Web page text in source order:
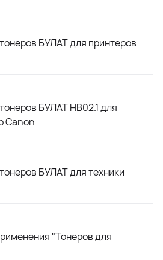
БУЛАТ для принтеров
БУЛАТ HB02.1 для
Canon
БУЛАТ для техники
"Тонеров для